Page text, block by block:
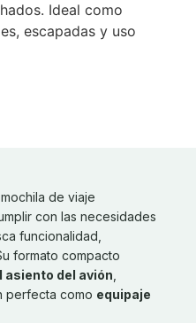
Ideal como
escapadas y uso
de viaje
con las necesidades
funcionalidad,
formato compacto
asiento del avión
perfecta como equipaje